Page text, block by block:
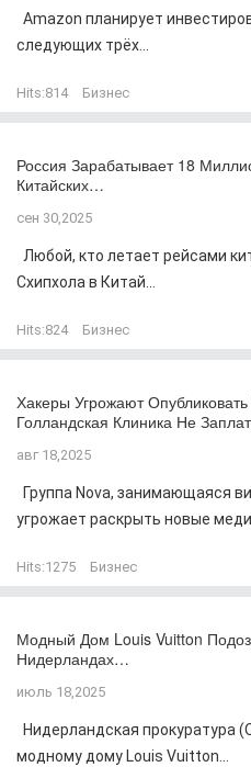
Amazon планирует
следующих трёх...
Hits:814 Бизнес
Россия Зарабатывает 18
Китайских…
сен 30,2025
Любой, кто летает рейсами
Схипхола в Китай...
Hits:824 Бизнес
Хакеры Угрожают
Голландская Клиника Не
авг 18,2025
Группа Nova, занимающаяся
угрожает раскрыть новые
Hits:1275 Бизнес
Модный Дом Louis Vuitton
Нидерландах…
июль 18,2025
Нидерландская прокуратура
модному дому Louis Vuitton...